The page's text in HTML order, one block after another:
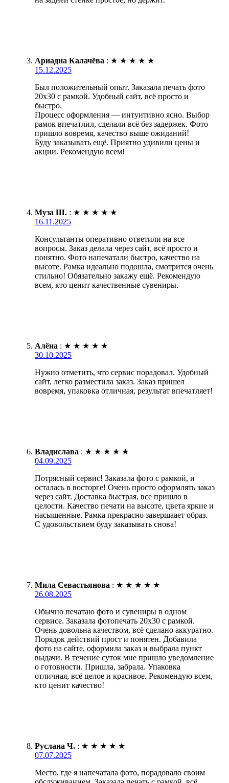
Ариадна Калачёва : ★ ★ ★ ★ ★
15.12.2025
Был положительный опыт. Заказала печать фото
20х30 с рамкой. Удобный сайт, всё просто и
быстро.
Процесс оформления — интуитивно ясно. Выбор
рамок впечатлил, сделали всё без задержек. Фото
пришло вовремя, качество выше ожиданий!
Буду заказывать ещё. Приятно удивили цены и
акции. Рекомендую всем!
Муза Ш. : ★ ★ ★ ★ ★
16.11.2025
Консультанты оперативно ответили на все
вопросы. Заказ делала через сайт, всё просто и
понятно. Фото напечатали быстро, качество на
высоте. Рамка идеально подошла, смотрится очень
стильно! Обязательно закажу ещё. Рекомендую
всем, кто ценит качественные сувениры.
Алёна : ★ ★ ★ ★ ★
30.10.2025
Нужно отметить, что сервис порадовал. Удобный
сайт, легко разместила заказ. Заказ пришел
вовремя, упаковка отличная, результат впечатляет!
Владислава : ★ ★ ★ ★ ★
04.09.2025
Потрясный сервис! Заказала фото с рамкой, и
осталась в восторге! Очень просто оформлять заказ
через сайт. Доставка быстрая, все пришло в
целости. Качество печати на высоте, цвета яркие и
насыщенные. Рамка прекрасно завершаает образ.
С удовольствием буду заказывать снова!
Мила Севастьянова : ★ ★ ★ ★ ★
26.08.2025
Обычно печатаю фото и сувениры в одном
сервисе. Заказала фотопечать 20х30 с рамкой.
Очень довольна качеством, всё сделано аккуратно.
Порядок действий прост и понятен. Добавила
фото на сайте, оформила заказ и выбрала пункт
выдачи. В течение суток мне пришло уведомление
о готовности. Пришла, забрала. Упаковка
отличная, всё целое и красивое. Рекомендую всем,
кто ценит качество!
Руслана Ч. : ★ ★ ★ ★ ★
07.07.2025
Место, где я напечатала фото, порадовало своим